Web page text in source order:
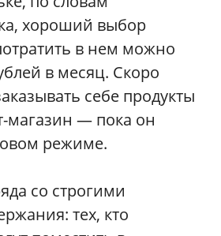
хороший выбор
в нем можно
в месяц. Скоро
себе продукты
магазин — пока он
режиме.
со строгими
тех, кто